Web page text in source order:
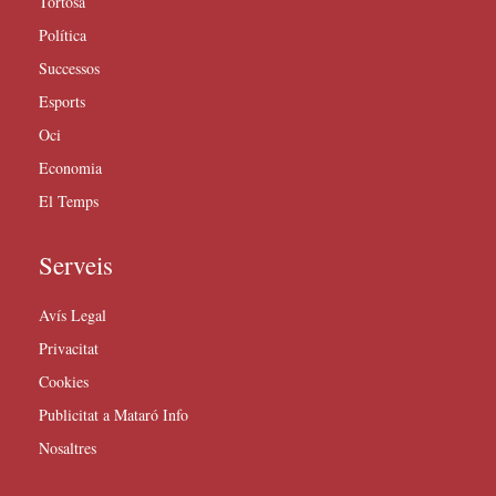
Política
Successos
Esports
Oci
Economia
El Temps
Serveis
Avís Legal
Privacitat
Cookies
Publicitat a Mataró Info
Nosaltres